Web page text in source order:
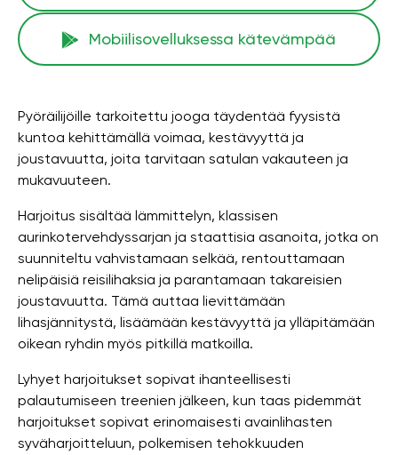
Mobiilisovelluksessa kätevämpää
Pyöräilijöille tarkoitettu jooga täydentää fyysistä
kuntoa kehittämällä voimaa, kestävyyttä ja
joustavuutta, joita tarvitaan satulan vakauteen ja
mukavuuteen.
Harjoitus sisältää lämmittelyn, klassisen
aurinkotervehdyssarjan ja staattisia asanoita, jotka on
suunniteltu vahvistamaan selkää, rentouttamaan
nelipäisiä reisilihaksia ja parantamaan takareisien
joustavuutta. Tämä auttaa lievittämään
lihasjännitystä, lisäämään kestävyyttä ja ylläpitämään
oikean ryhdin myös pitkillä matkoilla.
Lyhyet harjoitukset sopivat ihanteellisesti
palautumiseen treenien jälkeen, kun taas pidemmät
harjoitukset sopivat erinomaisesti avainlihasten
syväharjoitteluun, polkemisen tehokkuuden